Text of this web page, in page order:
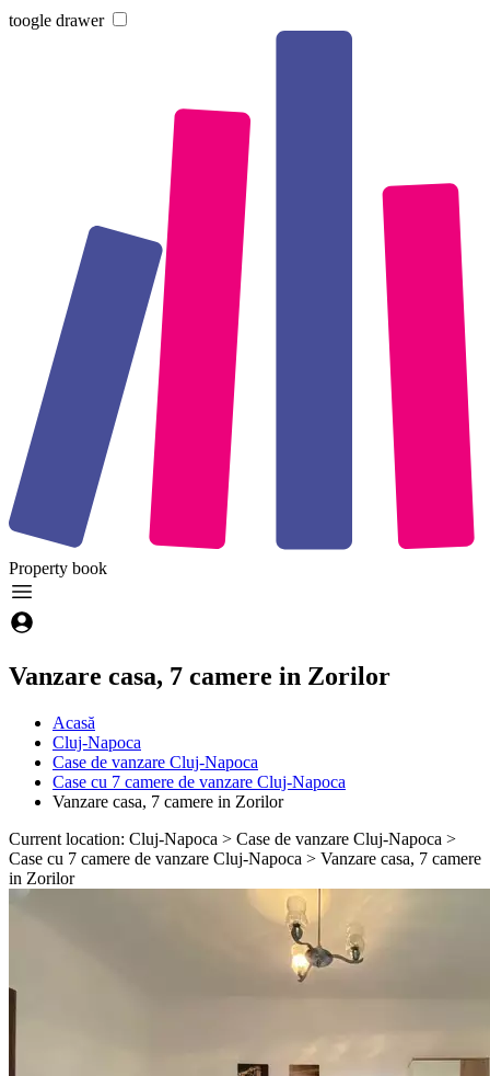
toogle drawer
Property book
Vanzare casa, 7 camere in Zorilor
Acasă
Cluj-Napoca
Case de vanzare Cluj-Napoca
Case cu 7 camere de vanzare Cluj-Napoca
Vanzare casa, 7 camere in Zorilor
Current location: Cluj-Napoca > Case de vanzare Cluj-Napoca >
Case cu 7 camere de vanzare Cluj-Napoca > Vanzare casa, 7 camere
in Zorilor